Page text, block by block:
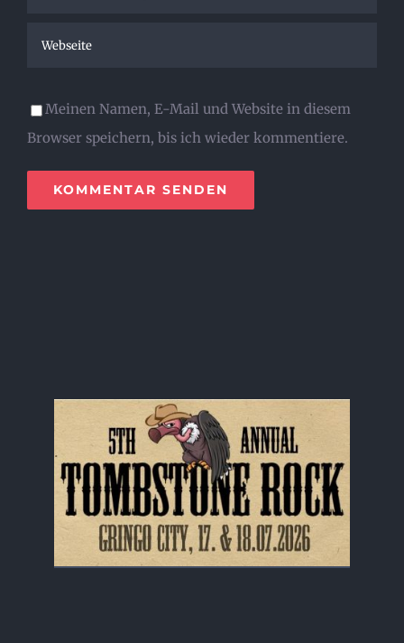
Meinen Namen, E-Mail und Website in diesem
Browser speichern, bis ich wieder kommentiere.